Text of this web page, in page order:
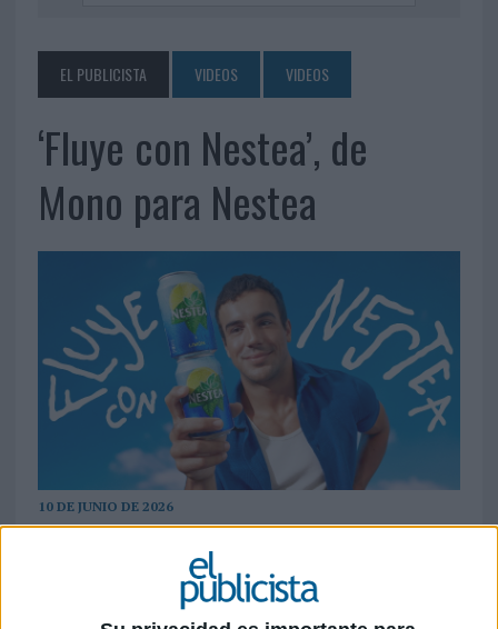
EL PUBLICISTA VIDEOS VIDEOS
‘Fluye con Nestea’, de
Mono para Nestea
10 DE JUNIO DE 2026